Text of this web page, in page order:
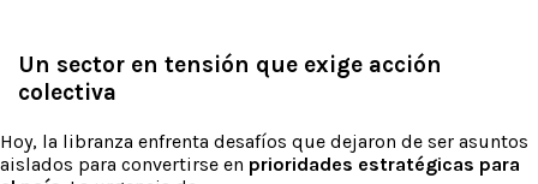
Un sector en tensión que exige acción
colectiva
Hoy, la libranza enfrenta desafíos que dejaron de ser asuntos
aislados para convertirse en prioridades estratégicas para